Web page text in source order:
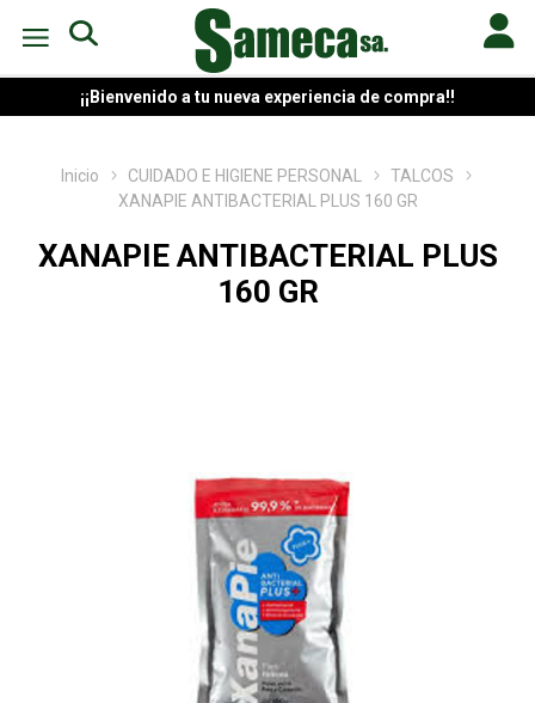
¡¡Bienvenido a tu nueva experiencia de compra!!
Inicio CUIDADO E HIGIENE PERSONAL
TALCOS
XANAPIE ANTIBACTERIAL PLUS 160 GR
XANAPIE ANTIBACTERIAL PLUS
160 GR